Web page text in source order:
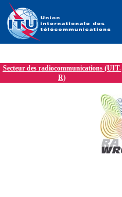
Secteur des radiocommunications (UIT-
R)